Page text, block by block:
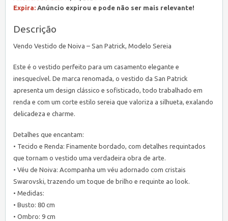
Expira: Anúncio expirou e pode não ser mais relevante!
Descrição
Vendo Vestido de Noiva – San Patrick, Modelo Sereia
Este é o vestido perfeito para um casamento elegante e
inesquecível. De marca renomada, o vestido da San Patrick
apresenta um design clássico e sofisticado, todo trabalhado em
renda e com um corte estilo sereia que valoriza a silhueta, exalando
delicadeza e charme.
Detalhes que encantam:
• Tecido e Renda: Finamente bordado, com detalhes requintados
que tornam o vestido uma verdadeira obra de arte.
• Véu de Noiva: Acompanha um véu adornado com cristais
Swarovski, trazendo um toque de brilho e requinte ao look.
• Medidas:
• Busto: 80 cm
• Ombro: 9 cm